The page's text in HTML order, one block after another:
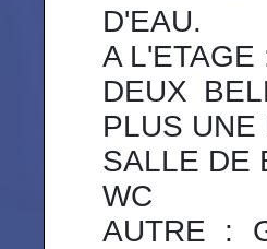
D'EAU.
A L'ETAGE
DEUX
PLUS UNE
SALLE DE
WC
AUTRE :